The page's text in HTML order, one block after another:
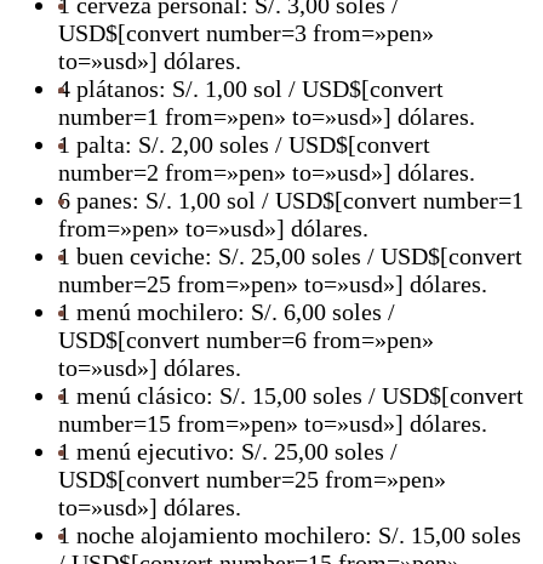
USD$[convert number=3 from=»pen»
to=»usd»] dólares.
4 plátanos: S/. 1,00 sol / USD$[convert
number=1 from=»pen» to=»usd»] dólares.
1 palta: S/. 2,00 soles / USD$[convert
number=2 from=»pen» to=»usd»] dólares.
6 panes: S/. 1,00 sol / USD$[convert number=1
from=»pen» to=»usd»] dólares.
1 buen ceviche: S/. 25,00 soles / USD$[convert
number=25 from=»pen» to=»usd»] dólares.
1 menú mochilero: S/. 6,00 soles /
USD$[convert number=6 from=»pen»
to=»usd»] dólares.
1 menú clásico: S/. 15,00 soles / USD$[convert
number=15 from=»pen» to=»usd»] dólares.
1 menú ejecutivo: S/. 25,00 soles /
USD$[convert number=25 from=»pen»
to=»usd»] dólares.
1 noche alojamiento mochilero: S/. 15,00 soles